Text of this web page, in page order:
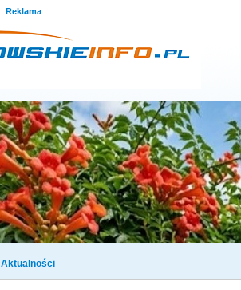
Reklama
Aktualności